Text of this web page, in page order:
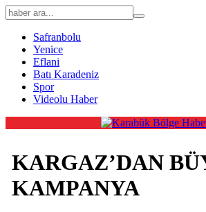
Safranbolu
Yenice
Eflani
Batı Karadeniz
Spor
Videolu Haber
KARGAZ’DAN
KAMPANYA